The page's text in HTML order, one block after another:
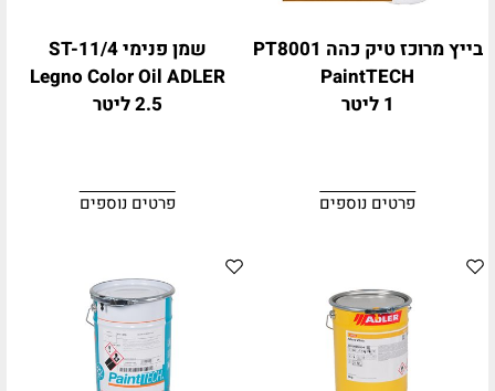
בייץ מרוכז טיק כהה PT8001
PaintTECH
1 ליטר
פרטים נוספים
שמן פנימי ST-11/4
Legno Color Oil ADLER
2.5 ליטר
פרטים נוספים